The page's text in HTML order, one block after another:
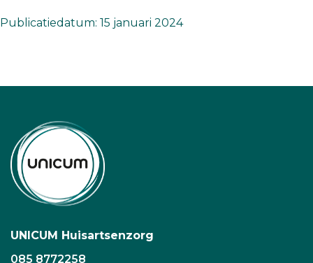
Publicatiedatum: 15 januari 2024
UNICUM Huisartsenzorg
085 8772258